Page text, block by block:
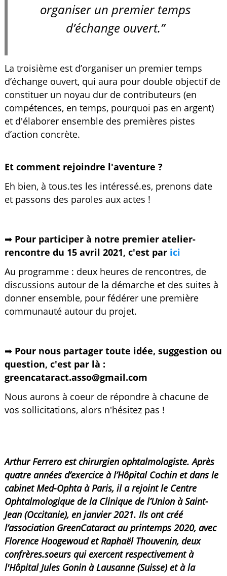
organiser un premier temps
d’échange ouvert.”
La troisième est d’organiser un premier temps
d’échange ouvert, qui aura pour double objectif de
constituer un noyau dur de contributeurs (en
compétences, en temps, pourquoi pas en argent)
et d'élaborer ensemble des premières pistes
d’action concrète.
Et comment rejoindre l'aventure ?
Eh bien, à tous.tes les intéressé.es, prenons date
et passons des paroles aux actes !
➡ Pour participer à notre premier atelier-
rencontre du 15 avril 2021, c'est par ici
Au programme : deux heures de rencontres, de
discussions autour de la démarche et des suites à
donner ensemble, pour fédérer une première
communauté autour du projet.
➡ Pour nous partager toute idée, suggestion ou
question, c'est par là :
greencataract.asso@gmail.com
Nous aurons à coeur de répondre à chacune de
vos sollicitations, alors n'hésitez pas !
Arthur Ferrero est chirurgien ophtalmologiste. Après
quatre années d’exercice à l’Hôpital Cochin et dans le
cabinet Med-Ophta à Paris, il a rejoint le Centre
Ophtalmologique de la Clinique de l’Union à Saint-
Jean (Occitanie), en janvier 2021. Ils ont créé
l’association GreenCataract au printemps 2020, avec
Florence Hoogewoud et Raphaël Thouvenin, deux
confrères.soeurs qui exercent respectivement à
l'Hôpital Jules Gonin à Lausanne (Suisse) et à la